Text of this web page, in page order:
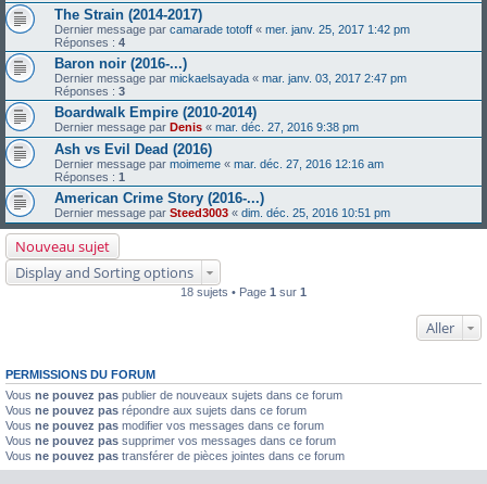
The Strain (2014-2017)
Dernier message par camarade totoff « mer. janv. 25, 2017 1:42 pm
Réponses : 4
Baron noir (2016-...)
Dernier message par mickaelsayada « mar. janv. 03, 2017 2:47 pm
Réponses : 3
Boardwalk Empire (2010-2014)
Dernier message par Denis « mar. déc. 27, 2016 9:38 pm
Ash vs Evil Dead (2016)
Dernier message par moimeme « mar. déc. 27, 2016 12:16 am
Réponses : 1
American Crime Story (2016-...)
Dernier message par Steed3003 « dim. déc. 25, 2016 10:51 pm
Nouveau sujet
Display and Sorting options
18 sujets • Page 1 sur 1
Aller
PERMISSIONS DU FORUM
Vous ne pouvez pas publier de nouveaux sujets dans ce forum
Vous ne pouvez pas répondre aux sujets dans ce forum
Vous ne pouvez pas modifier vos messages dans ce forum
Vous ne pouvez pas supprimer vos messages dans ce forum
Vous ne pouvez pas transférer de pièces jointes dans ce forum